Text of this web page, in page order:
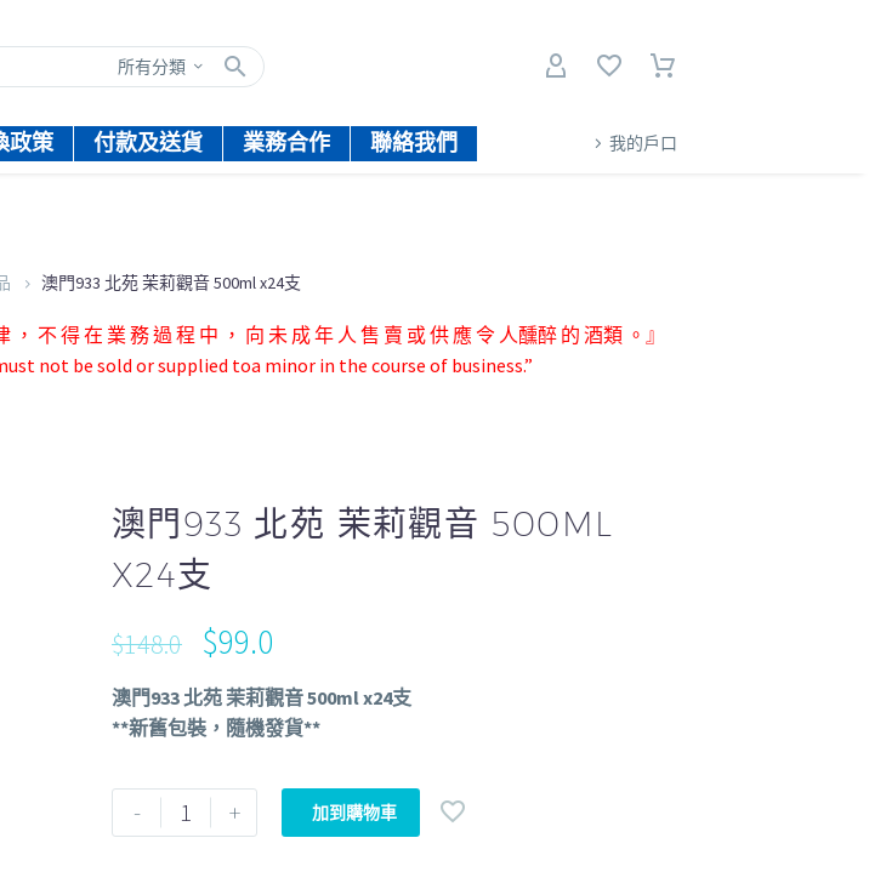
所有分類
政策 付款及送貨 業務合作 聯絡我們 我的戶口
澳門933 北苑 茉莉觀音 500ml x24支
不 得 在 業 務 過 程 中 ， 向 未 成 年 人 售 賣 或 供 應 令 人醺醉 的 酒類 。』
not be sold or supplied toa minor in the course of business.”
澳門933 北苑 茉莉觀音 500ML
X24支
$148.0 $99.0
澳門933 北苑 茉莉觀音 500ml x24支
**新舊包裝，隨機發貨**
- + 加到購物車